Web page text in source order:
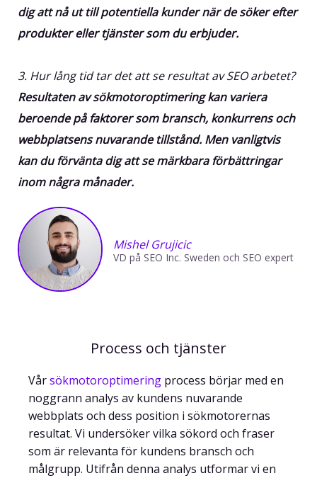
dig att nå ut till potentiella kunder när de söker efter
produkter eller tjänster som du erbjuder.
3. Hur lång tid tar det att se resultat av SEO arbetet?
Resultaten av sökmotoroptimering kan variera
beroende på faktorer som bransch, konkurrens och
webbplatsens nuvarande tillstånd. Men vanligtvis
kan du förvänta dig att se märkbara förbättringar
inom några månader.
Mishel Grujicic
VD på SEO Inc. Sweden och SEO expert
Process och tjänster
Vårsökmotoroptimering process börjar med en
noggrann analys av kundens nuvarande
webbplats och dess position i sökmotorernas
resultat. Vi undersöker vilka sökord och fraser
som är relevanta för kundens bransch och
målgrupp. Utifrån denna analys utformar vi en